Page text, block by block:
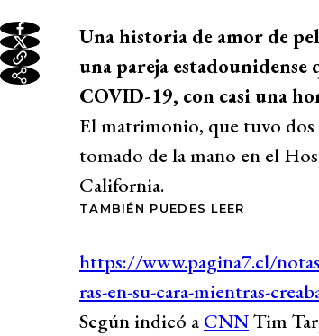
Una historia de amor de
una pareja
COVID-19, con casi una
El matrimonio, que tuvo dos
tomado de la mano en el
California.
TAMBIÉN PUEDES LEER
Según indicó a CNNTim